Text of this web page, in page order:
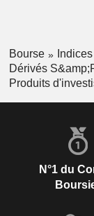
Bourse Indices
Dérivés
Produits
N°1 du